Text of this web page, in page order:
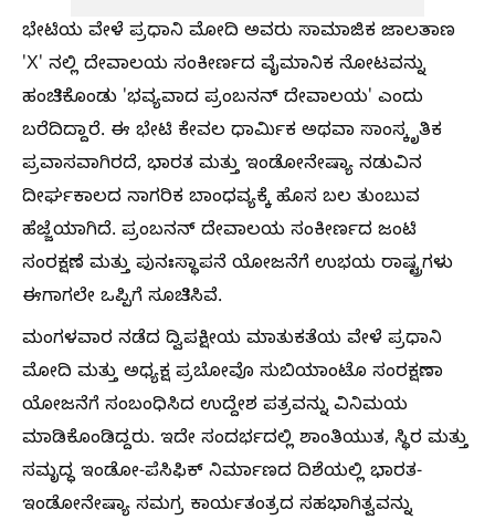
ಭೇಟಿಯ ವೇಳೆ ಪ್ರಧಾನಿ ಮೋದಿ ಅವರು ಸಾಮಾಜಿಕ ಜಾಲತಾಣ
'X' ನಲ್ಲಿ ದೇವಾಲಯ ಸಂಕೀರ್ಣದ ವೈಮಾನಿಕ ನೋಟವನ್ನು
ಹಂಚಿಕೊಂಡು 'ಭವ್ಯವಾದ ಪ್ರಂಬನನ್ ದೇವಾಲಯ' ಎಂದು
ಬರೆದಿದ್ದಾರೆ. ಈ ಭೇಟಿ ಕೇವಲ ಧಾರ್ಮಿಕ ಅಥವಾ ಸಾಂಸ್ಕೃತಿಕ
ಪ್ರವಾಸವಾಗಿರದೆ, ಭಾರತ ಮತ್ತು ಇಂಡೋನೇಷ್ಯಾ ನಡುವಿನ
ದೀರ್ಘಕಾಲದ ನಾಗರಿಕ ಬಾಂಧವ್ಯಕ್ಕೆ ಹೊಸ ಬಲ ತುಂಬುವ
ಹೆಜ್ಜೆಯಾಗಿದೆ. ಪ್ರಂಬನನ್ ದೇವಾಲಯ ಸಂಕೀರ್ಣದ ಜಂಟಿ
ಸಂರಕ್ಷಣೆ ಮತ್ತು ಪುನಃಸ್ಥಾಪನೆ ಯೋಜನೆಗೆ ಉಭಯ ರಾಷ್ಟ್ರಗಳು
ಈಗಾಗಲೇ ಒಪ್ಪಿಗೆ ಸೂಚಿಸಿವೆ.
ಮಂಗಳವಾರ ನಡೆದ ದ್ವಿಪಕ್ಷೀಯ ಮಾತುಕತೆಯ ವೇಳೆ ಪ್ರಧಾನಿ
ಮೋದಿ ಮತ್ತು ಅಧ್ಯಕ್ಷ ಪ್ರಬೋವೊ ಸುಬಿಯಾಂಟೊ ಸಂರಕ್ಷಣಾ
ಯೋಜನೆಗೆ ಸಂಬಂಧಿಸಿದ ಉದ್ದೇಶ ಪತ್ರವನ್ನು ವಿನಿಮಯ
ಮಾಡಿಕೊಂಡಿದ್ದರು. ಇದೇ ಸಂದರ್ಭದಲ್ಲಿ ಶಾಂತಿಯುತ, ಸ್ಥಿರ ಮತ್ತು
ಸಮೃದ್ಧ ಇಂಡೋ-ಪೆಸಿಫಿಕ್ ನಿರ್ಮಾಣದ ದಿಶೆಯಲ್ಲಿ ಭಾರತ-
ಇಂಡೋನೇಷ್ಯಾ ಸಮಗ್ರ ಕಾರ್ಯತಂತ್ರದ ಸಹಭಾಗಿತ್ವವನ್ನು